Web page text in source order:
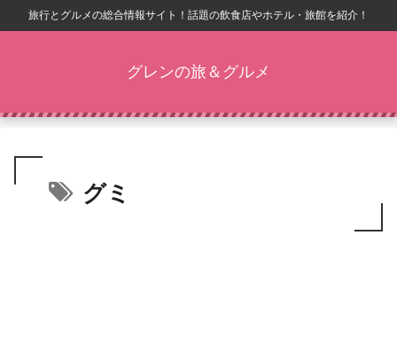
旅行とグルメの総合情報サイト！話題の飲食店やホテル・旅館を紹介！
グレンの旅＆グルメ
グミ